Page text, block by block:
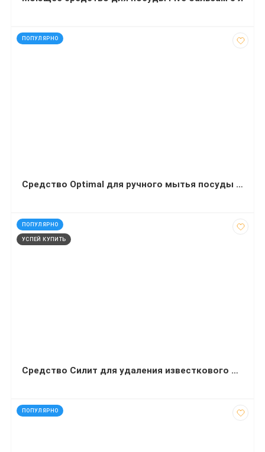
ПОПУЛЯРНО
код: 20919
Средство Optimal для ручного мытья посуды 1 литр (с пуш-пулл)
ПОПУЛЯРНО
УСПЕЙ КУПИТЬ
код: 60117
Средство Силит для удаления известкового налета и ржавчины 450 миллилитров
ПОПУЛЯРНО
код: 32492